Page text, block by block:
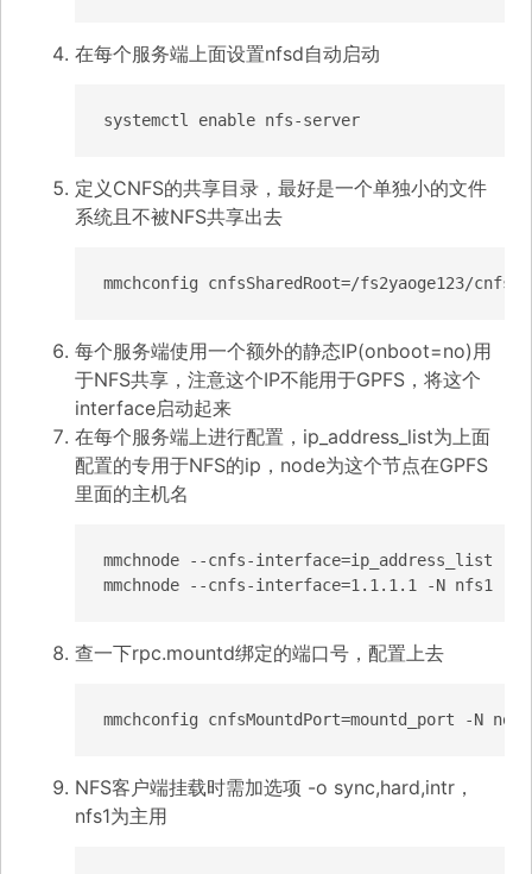
在每个服务端上面设置nfsd自动启动
systemctl enable nfs-server
定义CNFS的共享目录，最好是一个单独小的文件
系统且不被NFS共享出去
mmchconfig cnfsSharedRoot=/fs2yaoge123/cnfs
每个服务端使用一个额外的静态IP(onboot=no)用
于NFS共享，注意这个IP不能用于GPFS，将这个
interface启动起来
在每个服务端上进行配置，ip_address_list为上面
配置的专用于NFS的ip，node为这个节点在GPFS
里面的主机名
mmchnode --cnfs-interface=ip_address_list -N
mmchnode --cnfs-interface=1.1.1.1 -N nfs1  //配
查一下rpc.mountd绑定的端口号，配置上去
mmchconfig cnfsMountdPort=mountd_port -N node
NFS客户端挂载时需加选项 -o sync,hard,intr，
nfs1为主用